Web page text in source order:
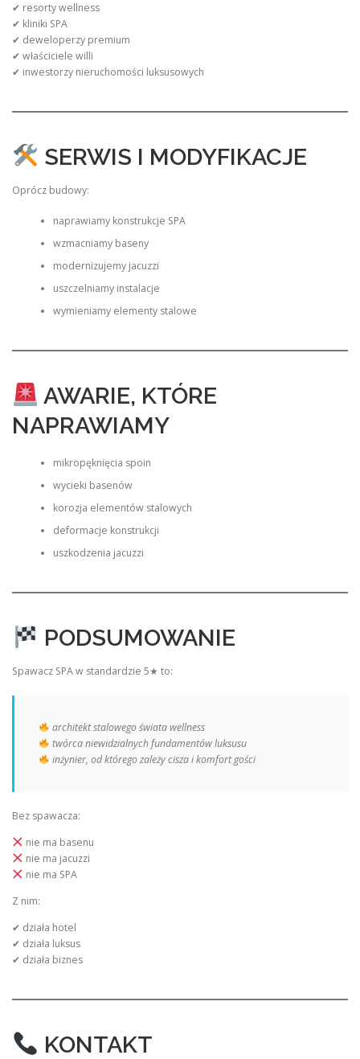
✔ resorty wellness
✔ kliniki SPA
✔ deweloperzy premium
✔ właściciele willi
✔ inwestorzy nieruchomości luksusowych
SERWIS I MODYFIKACJE
Oprócz budowy:
naprawiamy konstrukcje SPA
wzmacniamy baseny
modernizujemy jacuzzi
uszczelniamy instalacje
wymieniamy elementy stalowe
AWARIE, KTÓRE
NAPRAWIAMY
mikropęknięcia spoin
wycieki basenów
korozja elementów stalowych
deformacje konstrukcji
uszkodzenia jacuzzi
PODSUMOWANIE
Spawacz SPA w standardzie 5★ to:
architekt stalowego świata wellness
twórca niewidzialnych fundamentów luksusu
inżynier, od którego zależy cisza i komfort gości
Bez spawacza:
nie ma basenu
nie ma jacuzzi
nie ma SPA
Z nim:
✔ działa hotel
✔ działa luksus
✔ działa biznes
KONTAKT